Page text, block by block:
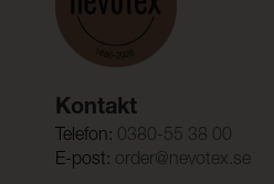
Kontakt
Telefon: 0380-55 38 00
E-post: order@nevotex.se